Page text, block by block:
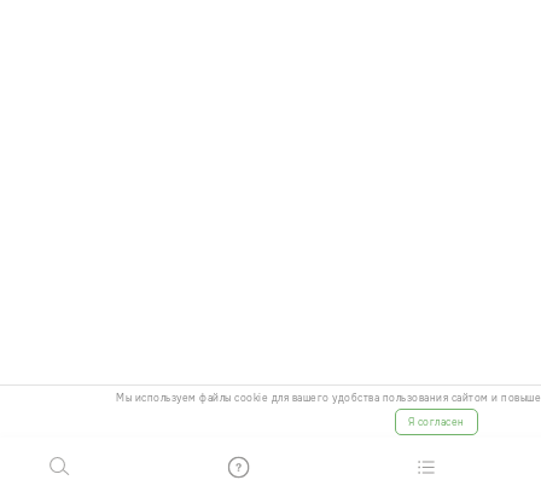
Мы используем файлы cookie для вашего удобства пользования сайтом и
Я согласен